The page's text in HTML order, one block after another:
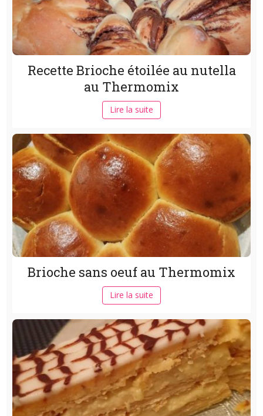
Recette Brioche étoilée au nutella
au Thermomix
Lire la suite
Brioche sans oeuf au Thermomix
Lire la suite